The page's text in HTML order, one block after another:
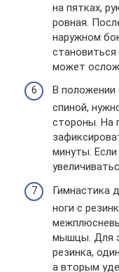
на пятках,
ровная.
наружном
может
В положении
спиной,
стороны. На
минуты.
Гимнастика
ноги с
мышцы. Для
резинка,
а вторым